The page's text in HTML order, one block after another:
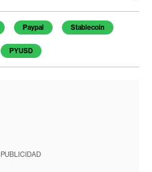
Paypal Stablecoin
PYUSD
PUBLICIDAD